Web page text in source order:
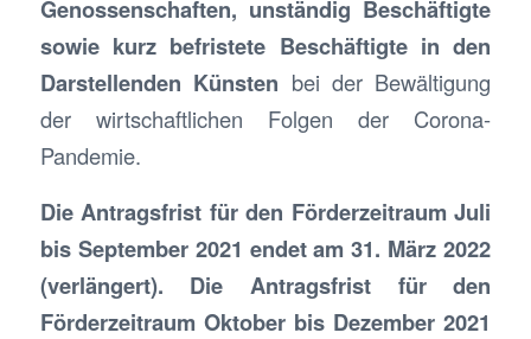
Genossenschaften, unständig Beschäftigte
sowie kurz befristete Beschäftigte in den
Darstellenden Künsten bei der Bewältigung
der wirtschaftlichen Folgen der Corona-
Pandemie.
Die Antragsfrist für den Förderzeitraum Juli
bis September 2021 endet am 31. März 2022
(verlängert). Die Antragsfrist für den
Förderzeitraum Oktober bis Dezember 2021